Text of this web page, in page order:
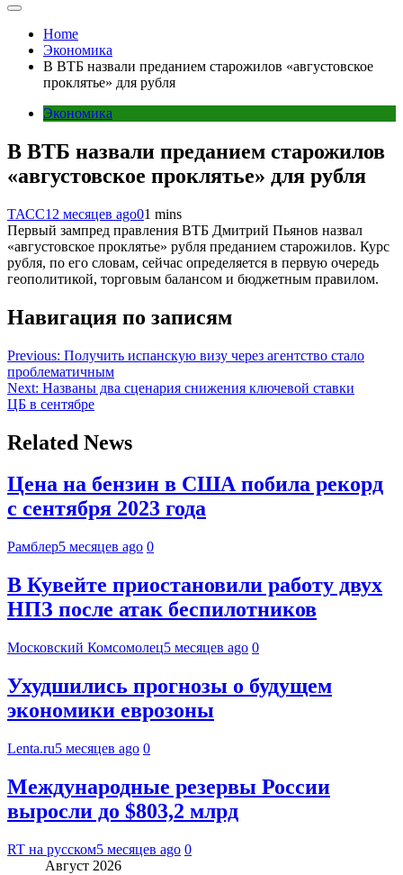
Home
Экономика
В ВТБ назвали преданием старожилов «августовское
проклятье» для рубля
Экономика
В ВТБ назвали преданием старожилов
«августовское проклятье» для рубля
ТАСС12 месяцев ago01 mins
Первый зампред правления ВТБ Дмитрий Пьянов назвал
«августовское проклятье» рубля преданием старожилов. Курс
рубля, по его словам, сейчас определяется в первую очередь
геополитикой, торговым балансом и бюджетным правилом.
Навигация по записям
Previous: Получить испанскую визу через агентство стало
проблематичным
Next: Названы два сценария снижения ключевой ставки
ЦБ в сентябре
Related News
Цена на бензин в США побила рекорд
с сентября 2023 года
Рамблер5 месяцев ago 0
В Кувейте приостановили работу двух
НПЗ после атак беспилотников
Московский Комсомолец5 месяцев ago 0
Ухудшились прогнозы о будущем
экономики еврозоны
Lenta.ru5 месяцев ago 0
Международные резервы России
выросли до $803,2 млрд
RT на русском5 месяцев ago 0
Август 2026